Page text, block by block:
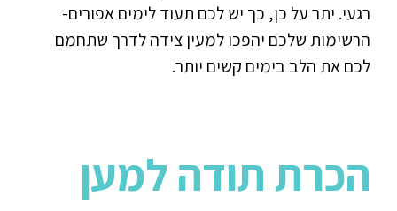
רגעי. יתר על כן, כך יש לכם תעוד לימים אפורים-
הרשימות שלכם יהפכו למעין צידה לדרך שתחמם
לכם את הלב בימים קשים יותר.
הכרת תודה למען